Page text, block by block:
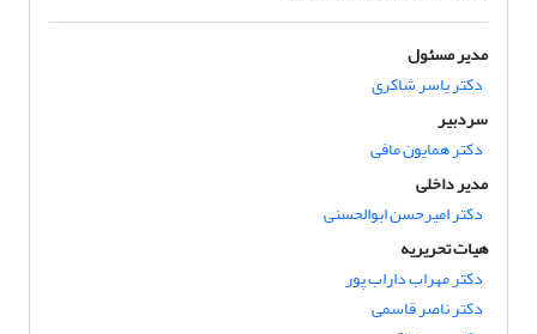
مدیر مسئول
دکتر یاسر شاکری
سردبیر
دکتر همایون مافی
مدیر داخلی
دکتر امیرحسن ابوالحسنی
هیات تحریریه
دکتر مهراب داراب پور
دکتر ناصر قاسمی